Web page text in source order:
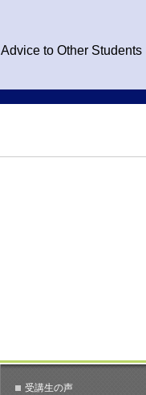
Advice to Other Students
受講生の声